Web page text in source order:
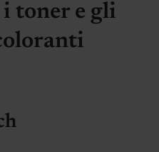
i toner e gli